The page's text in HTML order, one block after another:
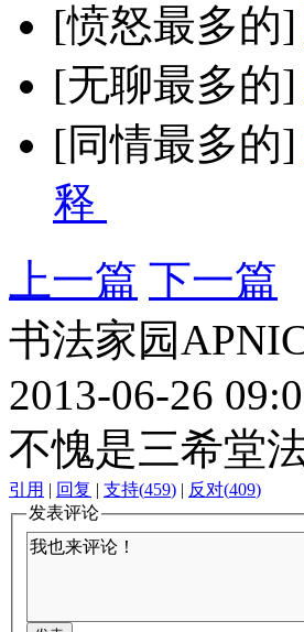
[愤怒最多的]
[无聊最多的]
[同情最多的]
释
上一篇 下一篇
书法家园
2013-06-26
不愧是三希堂
引用 | 回复 | 支持(459) | 反对(409)
发表评论